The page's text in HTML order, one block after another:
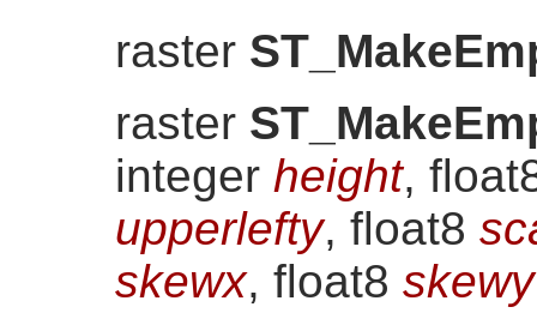
raster
raster
integer height,
upperlefty, float8
skewx, float8 skewy